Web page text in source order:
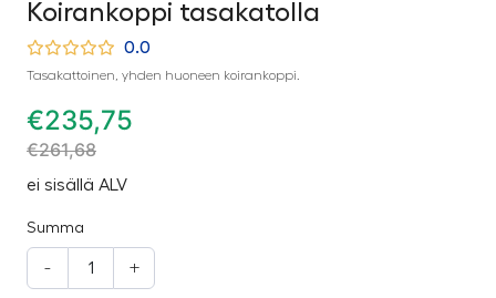
Koirankoppi tasakatolla
0.0
Tasakattoinen, yhden huoneen koirankoppi.
€235,75
€261,68
ei sisällä ALV
Summa
- +